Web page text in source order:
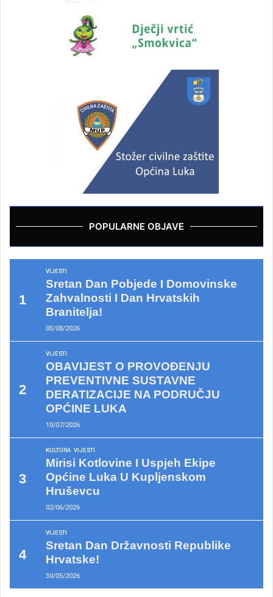
POPULARNE OBJAVE
VIJESTI
Sretan Dan Pobjede I Domovinske
Zahvalnosti I Dan Hrvatskih
Branitelja!
05/08/2026
VIJESTI
OBAVIJEST O PROVOĐENJU
PREVENTIVNE SUSTAVNE
DERATIZACIJE NA PODRUČJU
OPĆINE LUKA
10/07/2026
KULTURA VIJESTI
Mirisi Kotlovine I Uspjeh Ekipe
Općine Luka U Kupljenskom
Hruševcu
02/06/2026
VIJESTI
Sretan Dan Državnosti Republike
Hrvatske!
30/05/2026